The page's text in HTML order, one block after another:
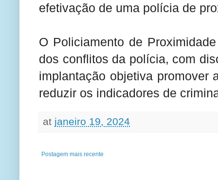
efetivação de uma polícia de
O Policiamento de
dos conflitos da polícia, com
implantação objetiva promover
reduzir os indicadores de
at janeiro 19, 2024
Postagem mais recente